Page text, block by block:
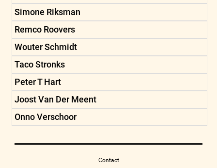
Simone Riksman
Remco Roovers
Wouter Schmidt
Taco Stronks
Peter T Hart
Joost Van Der Meent
Onno Verschoor
Contact